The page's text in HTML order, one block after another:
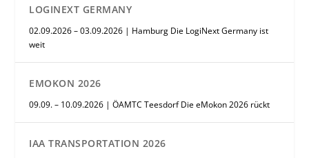
LOGINEXT GERMANY
02.09.2026 – 03.09.2026 | Hamburg Die LogiNext Germany ist
weit
EMOKON 2026
09.09. – 10.09.2026 | ÖAMTC Teesdorf Die eMokon 2026 rückt
IAA TRANSPORTATION 2026